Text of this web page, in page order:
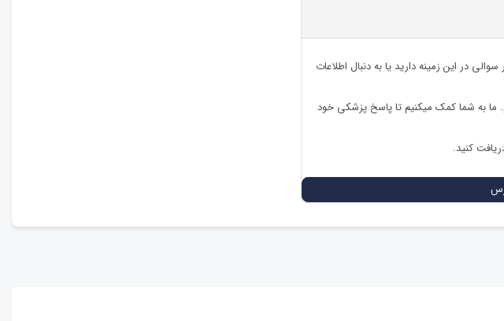
در این زمینه دارید یا به دنبال اطلاعات
به شما کمک میکنیم تا پاسخ پزشکی خود
کنید.